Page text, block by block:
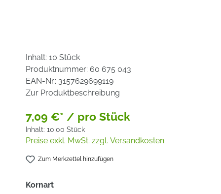
Inhalt: 10 Stück
Produktnummer: 60 675 043
EAN-Nr.: 3157629699119
Zur Produktbeschreibung
7,09 €* / pro Stück
Inhalt: 10,00 Stück
Preise exkl. MwSt. zzgl. Versandkosten
Zum Merkzettel hinzufügen
Kornartauswählen